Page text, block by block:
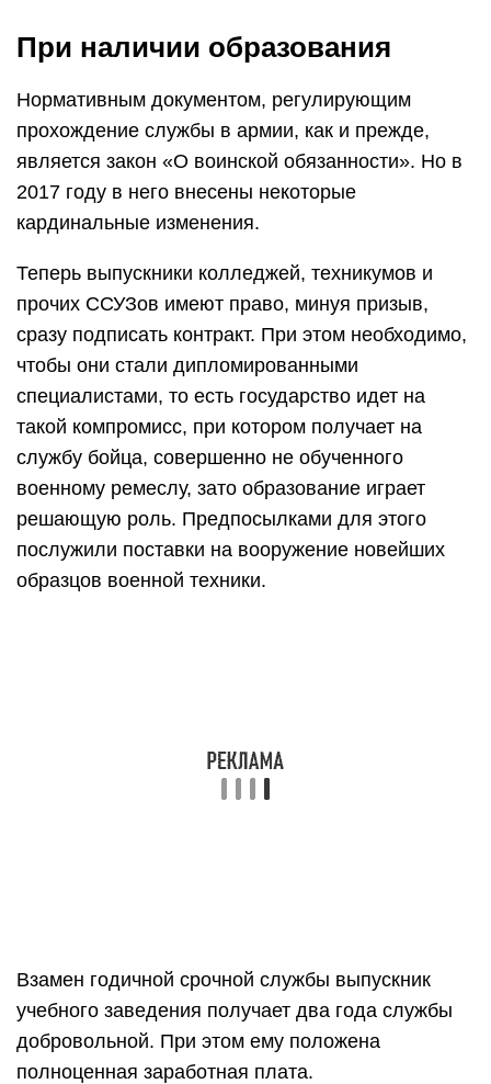
При наличии образования
Нормативным документом, регулирующим
прохождение службы в армии, как и прежде,
является закон «О воинской обязанности». Но в
2017 году в него внесены некоторые
кардинальные изменения.
Теперь выпускники колледжей, техникумов и
прочих ССУЗов имеют право, минуя призыв,
сразу подписать контракт. При этом необходимо,
чтобы они стали дипломированными
специалистами, то есть государство идет на
такой компромисс, при котором получает на
службу бойца, совершенно не обученного
военному ремеслу, зато образование играет
решающую роль. Предпосылками для этого
послужили поставки на вооружение новейших
образцов военной техники.
Взамен годичной срочной службы выпускник
учебного заведения получает два года службы
добровольной. При этом ему положена
полноценная заработная плата.